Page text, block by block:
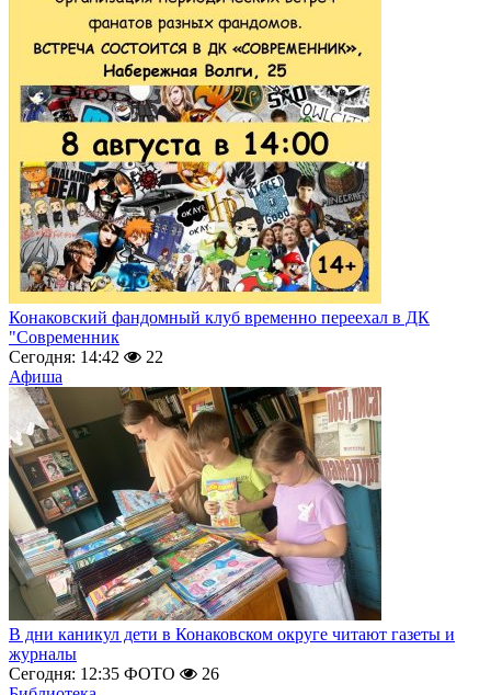
Конаковский фандомный клуб временно переехал в ДК
"Современник
Сегодня: 14:42
22
Афиша
В дни каникул дети в Конаковском округе читают газеты и
журналы
Сегодня: 12:35 ФОТО
26